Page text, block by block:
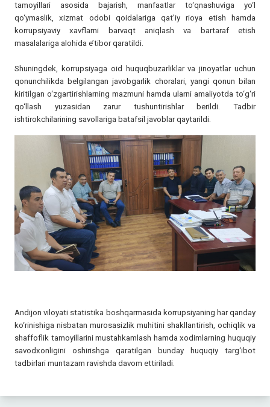
tamoyillari asosida bajarish, manfaatlar to‘qnashuviga yo‘l
qo‘ymaslik, xizmat odobi qoidalariga qat’iy rioya etish hamda
korrupsiyaviy xavflarni barvaqt aniqlash va bartaraf etish
masalalariga alohida e’tibor qaratildi.
Shuningdek, korrupsiyaga oid huquqbuzarliklar va jinoyatlar uchun
qonunchilikda belgilangan javobgarlik choralari, yangi qonun bilan
kiritilgan o‘zgartirishlarning mazmuni hamda ularni amaliyotda to‘g‘ri
qo‘llash yuzasidan zarur tushuntirishlar berildi. Tadbir
ishtirokchilarining savollariga batafsil javoblar qaytarildi.
Andijon viloyati statistika boshqarmasida korrupsiyaning har qanday
ko‘rinishiga nisbatan murosasizlik muhitini shakllantirish, ochiqlik va
shaffoflik tamoyillarini mustahkamlash hamda xodimlarning huquqiy
savodxonligini oshirishga qaratilgan bunday huquqiy targ‘ibot
tadbirlari muntazam ravishda davom ettiriladi.